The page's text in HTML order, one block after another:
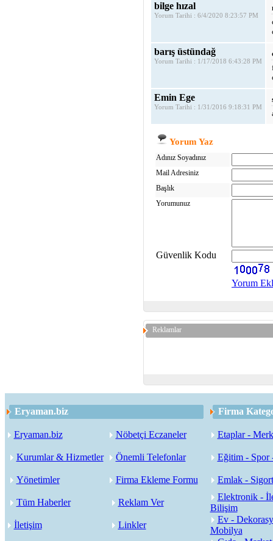
bilge hızal
Yorum Tarihi : 6/4/2020 8:23:57 PM
barış üstündağ
Yorum Tarihi : 1/17/2018 6:43:28 PM
Emin Ege
Yorum Tarihi : 1/31/2016 9:18:31 PM
Yorum Yaz
Adınız Soyadınız
Mail Adresiniz
Başlık
Yorumunuz
Güvenlik Kodu
Yorum
Reklamlar
Eryaman.biz Firma
Eryaman.biz Nöbetçi Eczaneler Etaplar -
Kurumlar & Hizmetler Önemli Telefonlar Eğitim - Spor
Yönetimler Firma Ekleme Formu Emlak -
Tüm Haberler Reklam Ver
Elektronik -
Bilişim
İletişim
Linkler
Ev -
Mobilya